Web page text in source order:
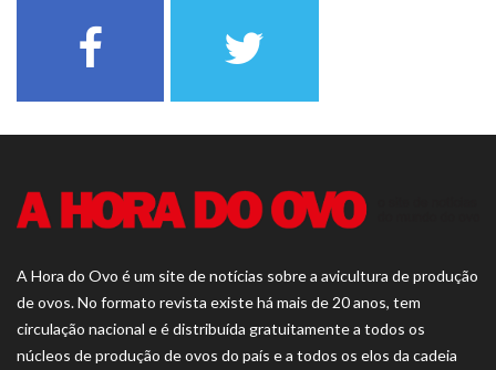
A Hora do Ovo é um site de notícias sobre a avicultura de produção
de ovos. No formato revista existe há mais de 20 anos, tem
circulação nacional e é distribuída gratuitamente a todos os
núcleos de produção de ovos do país e a todos os elos da cadeia